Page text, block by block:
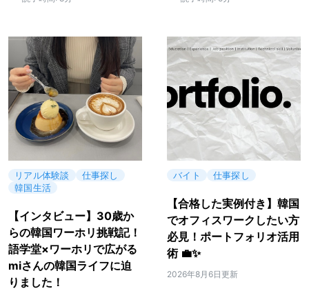
リアル体験談
仕事探し
韓国生活
【インタビュー】30歳か
らの韓国ワーホリ挑戦記！
語学堂×ワーホリで広がる
miさんの韓国ライフに迫
りました！
バイト 仕事探し
【合格した実例付き】韓国
でオフィスワークしたい方
必見！ポートフォリオ活用
術 💼✨
2026年8月6日更新